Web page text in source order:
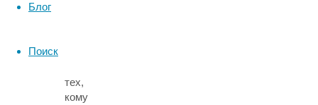
Блог
Поиск
тех,
кому